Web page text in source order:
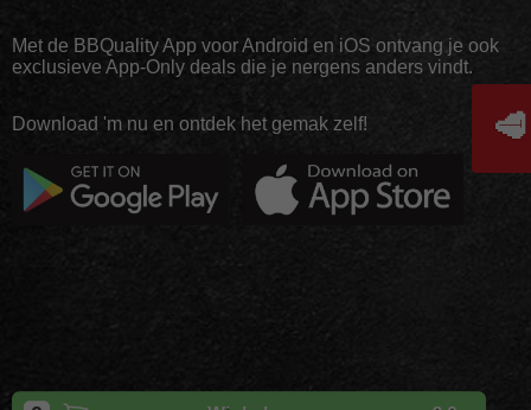
Met de BBQuality App voor Android en iOS ontvang je ook
exclusieve App-Only deals die je nergens anders vindt.
Download 'm nu en ontdek het gemak zelf! 🥩